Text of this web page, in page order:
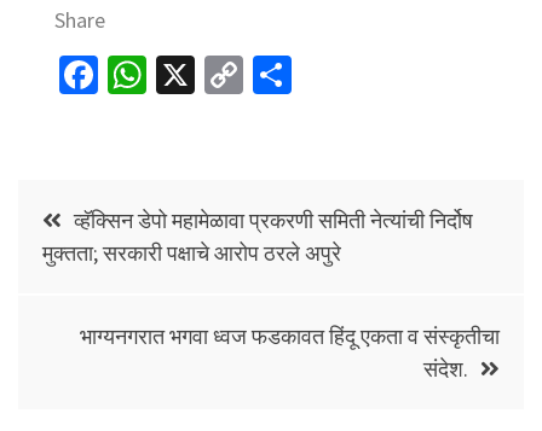
Share
Fa
o
k
W
p
p
X
C
Li
n
Post
navigation
व्हॅक्सिन डेपो महामेळावा प्रकरणी समिती नेत्यांची निर्दोष
मुक्तता; सरकारी पक्षाचे आरोप ठरले अपुरे
भाग्यनगरात भगवा ध्वज फडकावत हिंदू एकता व संस्कृतीचा
संदेश.